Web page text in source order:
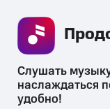
Слушать
наслаждаться
удобно!